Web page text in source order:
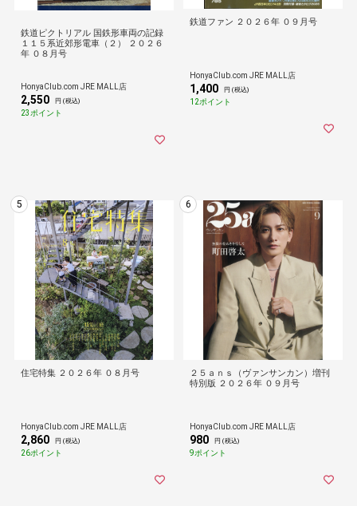
鉄道ピクトリアル 国鉄形車両の記録
１１５系近郊形電車（２） ２０２６
年 ０８月号
HonyaClub.com JRE MALL店
2,550 円 (税込)
23ポイント
鉄道ファン ２０２６年 ０９月号
HonyaClub.com JRE MALL店
1,400 円 (税込)
12ポイント
5
住宅特集 ２０２６年 ０８月号
HonyaClub.com JRE MALL店
2,860 円 (税込)
26ポイント
6
２５ａｎｓ（ヴァンサンカン）増刊
特別版 ２０２６年 ０９月号
HonyaClub.com JRE MALL店
980 円 (税込)
9ポイント